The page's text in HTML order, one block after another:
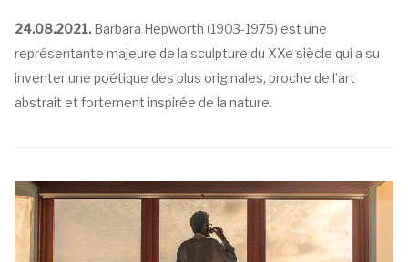
24.08.2021. Barbara Hepworth (1903-1975) est une
représentante majeure de la sculpture du XXe siècle qui a su
inventer une poétique des plus originales, proche de l’art
abstrait et fortement inspirée de la nature.